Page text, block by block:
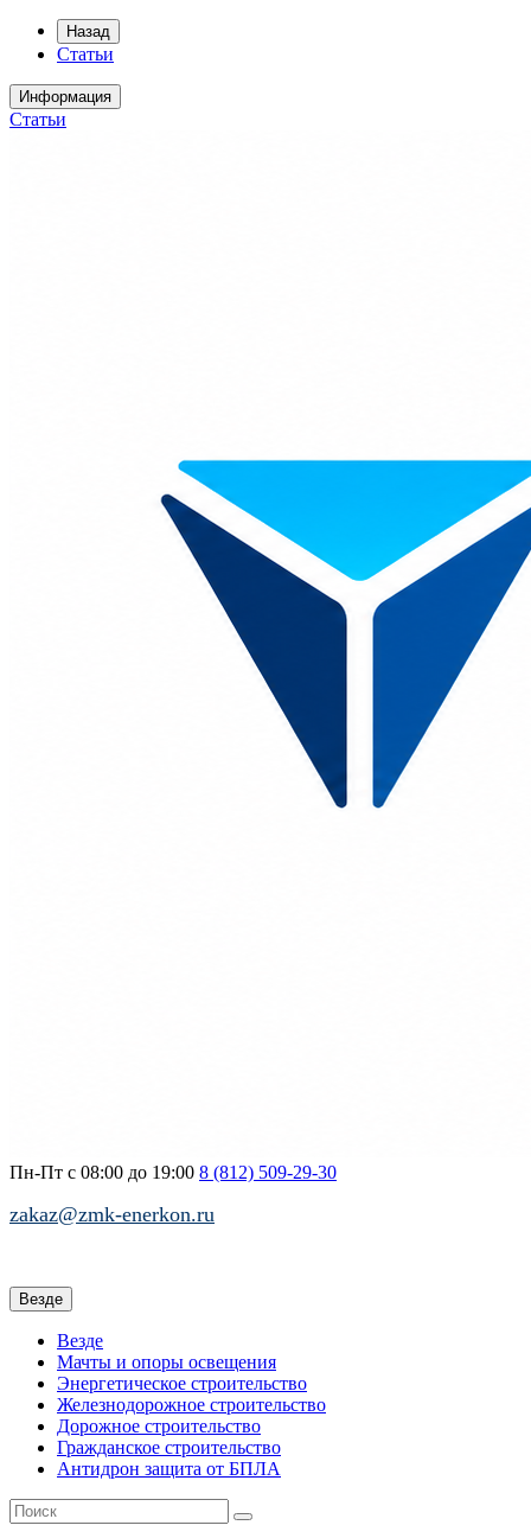
Назад
Статьи
Информация
Статьи
Пн-Пт с 08:00 до 19:00 8 (812) 509-29-30
zakaz@zmk-enerkon.ru
Везде
Везде
Мачты и опоры освещения
Энергетическое строительство
Железнодорожное строительство
Дорожное строительство
Гражданское строительство
Антидрон защита от БПЛА